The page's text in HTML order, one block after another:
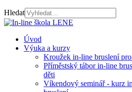
Hledat
Úvod
Výuka a kurzy
Kroužek in-line bruslení
Příměstský tábor in-line
děti
Víkendový seminář - kurz